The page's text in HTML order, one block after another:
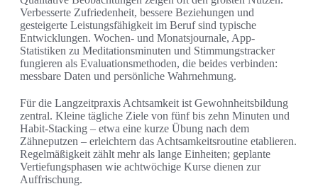
Verbesserte Zufriedenheit, bessere Beziehungen und
gesteigerte Leistungsfähigkeit im Beruf sind typische
Entwicklungen. Wochen- und Monatsjournale, App-
Statistiken zu Meditationsminuten und Stimmungstracker
fungieren als Evaluationsmethoden, die beides verbinden:
messbare Daten und persönliche Wahrnehmung.
Für die Langzeitpraxis Achtsamkeit ist Gewohnheitsbildung
zentral. Kleine tägliche Ziele von fünf bis zehn Minuten und
Habit-Stacking – etwa eine kurze Übung nach dem
Zähneputzen – erleichtern das Achtsamkeitsroutine etablieren.
Regelmäßigkeit zählt mehr als lange Einheiten; geplante
Vertiefungsphasen wie achtwöchige Kurse dienen zur
Auffrischung.